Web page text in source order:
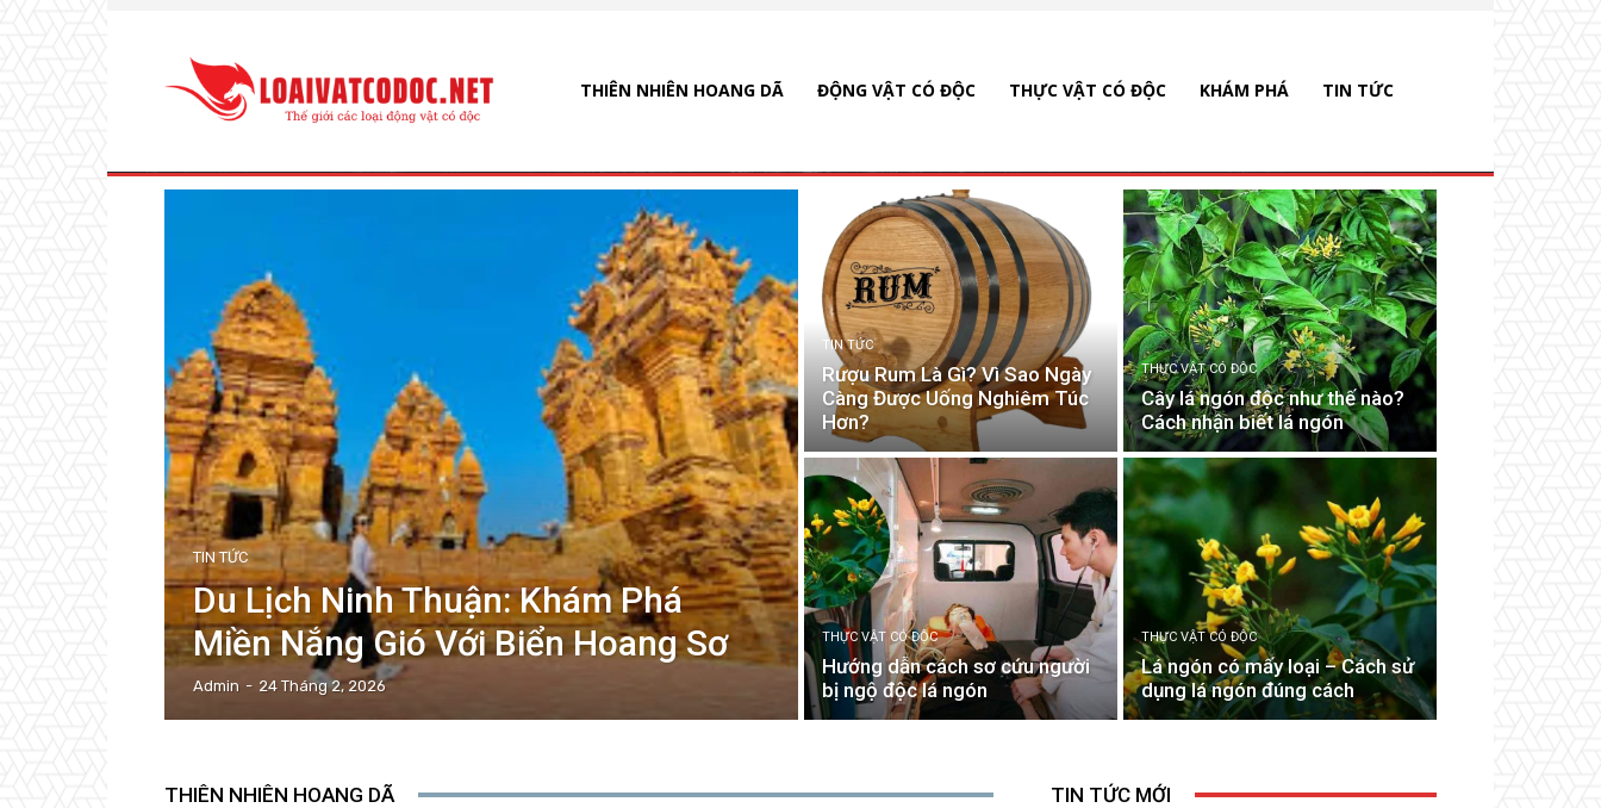
THIÊN NHIÊN HOANG DÃ ĐỘNG VẬT CÓ ĐỘC THỰC VẬT CÓ ĐỘC KHÁM PHÁ TIN TỨC
TIN TỨC
Du Lịch Ninh Thuận: Khám Phá
Miền Nắng Gió Với Biển Hoang Sơ
Admin - 24 Tháng 2, 2026
TIN TỨC
Rượu Rum Là Gì? Vì Sao Ngày
Càng Được Uống Nghiêm Túc
Hơn?
THỰC VẬT CÓ ĐỘC
Cây lá ngón độc như thế nào?
Cách nhận biết lá ngón
THỰC VẬT CÓ ĐỘC
Hướng dẫn cách sơ cứu người
bị ngộ độc lá ngón
THỰC VẬT CÓ ĐỘC
Lá ngón có mấy loại – Cách sử
dụng lá ngón đúng cách
THIÊN NHIÊN HOANG DÃ TIN TỨC MỚI